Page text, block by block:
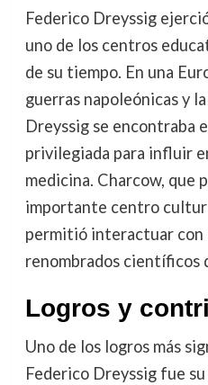
Federico Dreyssig
uno de los centros
de su tiempo. En una
guerras napoleónicas y
Dreyssig se encontraba
privilegiada para influir
medicina. Charcow, que
importante centro
permitió interactuar con
renombrados científicos
Logros y
Uno de los logros más
Federico Dreyssig fue